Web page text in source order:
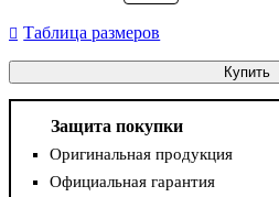
Таблица размеров
Купить
Защита покупки
Оригинальная продукция
Официальная гарантия